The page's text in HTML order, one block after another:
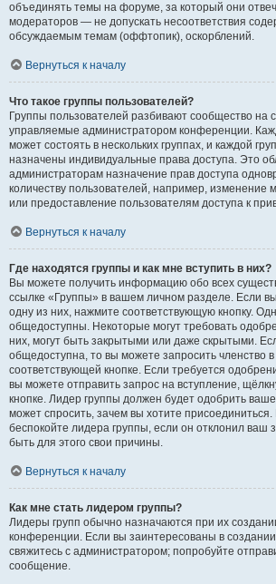
объединять темы на форуме, за который они
модераторов — не допускать несоответствия
обсуждаемым темам (оффтопик), оскорблений.
Вернуться к началу
Что такое группы пользователей?
Группы пользователей разбивают сообщество на
управляемые администратором конференции.
может состоять в нескольких группах, и каждой
назначены индивидуальные права доступа. Это
администраторам назначение прав доступа
количеству пользователей, например, изменение
или предоставление пользователям доступа к
Вернуться к началу
Где находятся группы и как мне вступить в них?
Вы можете получить информацию обо всех
ссылке «Группы» в вашем личном разделе. Если вы
одну из них, нажмите соответствующую кнопку.
общедоступны. Некоторые могут требовать
них, могут быть закрытыми или даже скрытыми.
общедоступна, то вы можете запросить членство
соответствующей кнопке. Если требуется
вы можете отправить запрос на вступление,
кнопке. Лидер группы должен будет одобрить ваше
может спросить, зачем вы хотите
беспокойте лидера группы, если он отклонил ваш
быть для этого свои причины.
Вернуться к началу
Как мне стать лидером группы?
Лидеры групп обычно назначаются при их
конференции. Если вы заинтересованы в
свяжитесь с администратором; попробуйте
сообщение.